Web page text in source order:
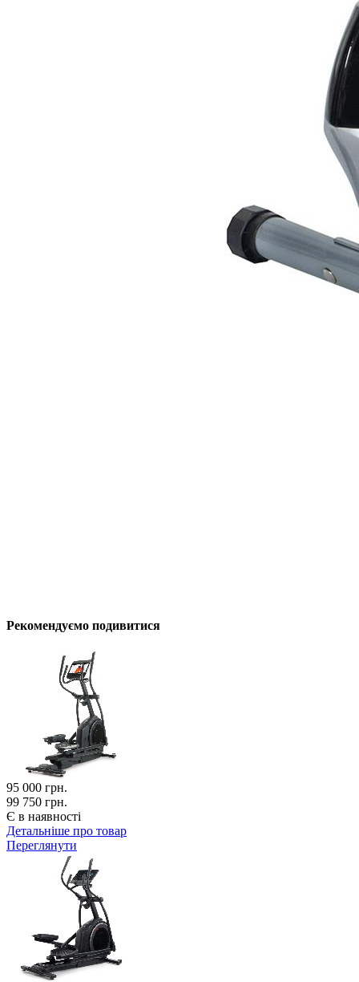
Рекомендуємо подивитися
95 000 грн.
99 750 грн.
Є в наявності
Детальніше про товар
Переглянути